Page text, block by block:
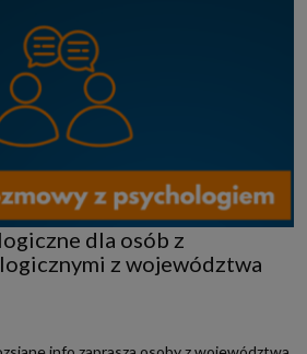
dla osób z
z województwa